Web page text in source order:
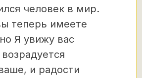
человек в мир.
теперь имеете
Я увижу вас
и радости